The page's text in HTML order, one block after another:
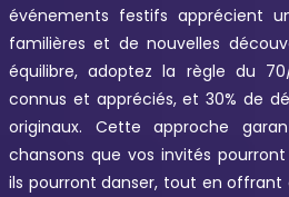
événements festifs apprécient
familières et de nouvelles
équilibre, adoptez la règle du
connus et appréciés, et 30% de
originaux. Cette approche
chansons que vos invités
ils pourront danser, tout en offrant